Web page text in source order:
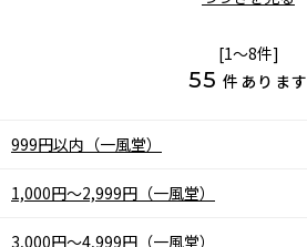
[1～8件]
55 件あります
999円以内（一風堂）
1,000円～2,999円（一風堂）
3,000円～4,999円（一風堂）